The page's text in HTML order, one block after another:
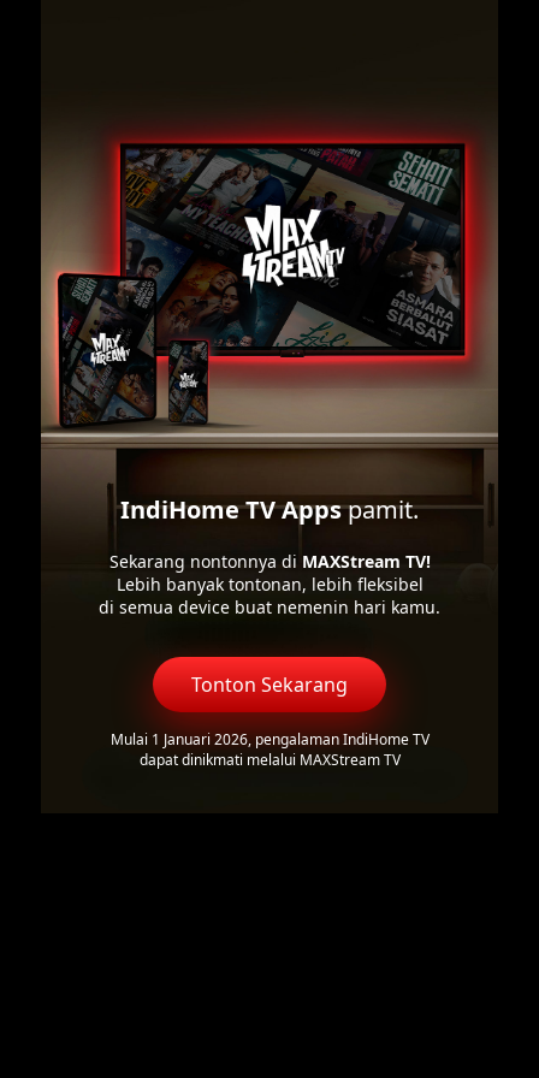
IndiHome TV Appspamit.
Sekarang nontonnya di MAXStream TV!
Lebih banyak tontonan, lebih fleksibel
di semua device buat nemenin hari kamu.
Tonton Sekarang
Mulai 1 Januari 2026, pengalaman IndiHome TV
dapat dinikmati melalui MAXStream TV